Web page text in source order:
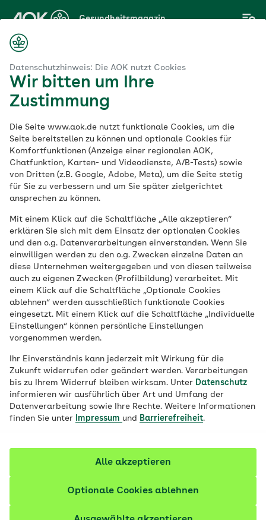
Datenschutzhinweis: Die AOK nutzt Cookies
Wir bitten um Ihre
Zustimmung
Die Seite www.aok.de nutzt funktionale Cookies, um die
Seite bereitstellen zu können und optionale Cookies für
Komfortfunktionen (Anzeige einer regionalen AOK,
Chatfunktion, Karten- und Videodienste, A/B-Tests) sowie
von Dritten (z.B. Google, Adobe, Meta), um die Seite stetig
für Sie zu verbessern und um Sie später zielgerichtet
ansprechen zu können.
Mit einem Klick auf die Schaltfläche „Alle akzeptieren“
erklären Sie sich mit dem Einsatz der optionalen Cookies
und den o.g. Datenverarbeitungen einverstanden. Wenn Sie
einwilligen werden zu den o.g. Zwecken einzelne Daten an
diese Unternehmen weitergegeben und von diesen teilweise
auch zu eigenen Zwecken (Profilbildung) verarbeitet. Mit
einem Klick auf die Schaltfläche „Optionale Cookies
ablehnen“ werden ausschließlich funktionale Cookies
eingesetzt. Mit einem Klick auf die Schaltfläche „Individuelle
Einstellungen“ können persönliche Einstellungen
vorgenommen werden.
Ihr Einverständnis kann jederzeit mit Wirkung für die
Zukunft widerrufen oder geändert werden. Verarbeitungen
bis zu Ihrem Widerruf bleiben wirksam. Unter Datenschutz
informieren wir ausführlich über Art und Umfang der
Datenverarbeitung sowie Ihre Rechte. Weitere Informationen
finden Sie unter
Impressum und Barrierefreiheit.
Optionale Cookies ablehnen
Alle akzeptieren
Hauptinhalt
springen
Gesundheitsmagazin
Das erste Mal Sex:
Was erwartet mich?
Veröffentlicht am:
12.01.2022 8 Minuten Lesedauer
Das erste Mal Sex schüchtert die meisten
von uns etwas ein. Kein Wunder – denn
obwohl wir gerade im Netz und in den
sozialen Medien ständig mit Sex
konfrontiert werden, hat im Grunde
niemand so richtig Ahnung, was einen
denn nun wirklich erwartet.
Fachlich geprüft